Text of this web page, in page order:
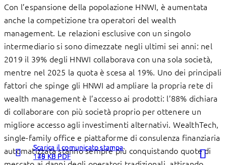
Con l’espansione della popolazione HNWI, è aumentata
anche la competizione tra operatori del wealth
management. Le relazioni esclusive con un singolo
intermediario si sono dimezzate negli ultimi sei anni: nel
2019 il 39% degli HNWI collaborava con una sola società,
mentre nel 2025 la quota è scesa al 19%. Uno dei principali
fattori che spinge gli HNWI ad ampliare la propria rete di
wealth management è l’accesso ai prodotti: l’88% dichiara
di collaborare con più società proprio per ottenere un
migliore accesso agli investimenti alternativi. WealthTech,
single-family office e piattaforme di consulenza finanziaria
automatizzata stanno sempre più conquistando quote di
Scarica il comunicato stampa
175 KB PDF
Scarica il comunicato stampa
170 KB PDF
Scarica il comunicato stampa
149 KB PDF